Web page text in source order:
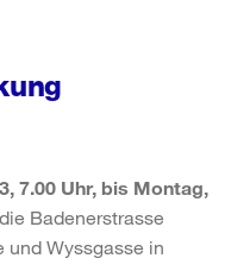
7.00 Uhr, bis Montag,
Badenerstrasse
und Wyssgasse in